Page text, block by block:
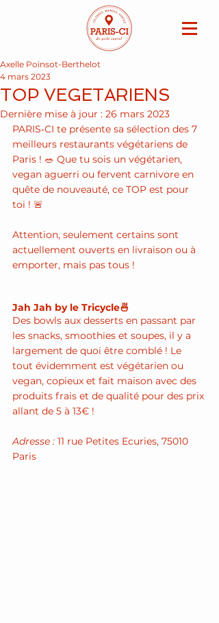
TOP VEGETARIENS
Axelle Poinsot-Berthelot
4 mars 2023
Dernière mise à jour : 26 mars 2023
PARIS‑CI te présente sa sélection des 7
meilleurs restaurants végétariens de
Paris ! 🥗 Que tu sois un végétarien,
vegan aguerri ou fervent carnivore en
quête de nouveauté, ce TOP est pour
toi ! 🚨
Attention, seulement certains sont
actuellement ouverts en livraison ou à
emporter, mais pas tous !
Jah Jah by le Tricycle🍜
Des bowls aux desserts en passant par
les snacks, smoothies et soupes, il y a
largement de quoi être comblé ! Le
tout évidemment est végétarien ou
vegan, copieux et fait maison avec des
produits frais et de qualité pour des prix
allant de 5 à 13€ !
Adresse : 11 rue Petites Ecuries, 75010
Paris